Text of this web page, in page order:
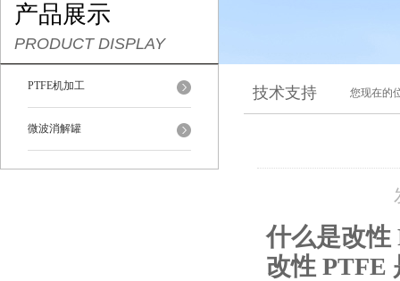
产品展示
PRODUCT DISPLAY
PTFE机加工
微波消解罐
技术支持 您现在的
什么是改性
改性 PTFE